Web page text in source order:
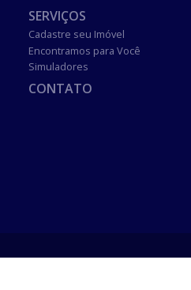
SERVIÇOS
Cadastre seu Imóvel
Encontramos para Você
Simuladores
CONTATO